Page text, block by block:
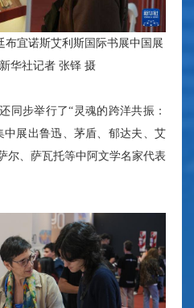
布宜诺斯艾利斯国际书展中国展
华社记者 张铎 摄
同步举行了“灵魂的跨洋共振：
中展出鲁迅、茅盾、郁达夫、艾
尔、萨瓦托等中阿文学名家代表